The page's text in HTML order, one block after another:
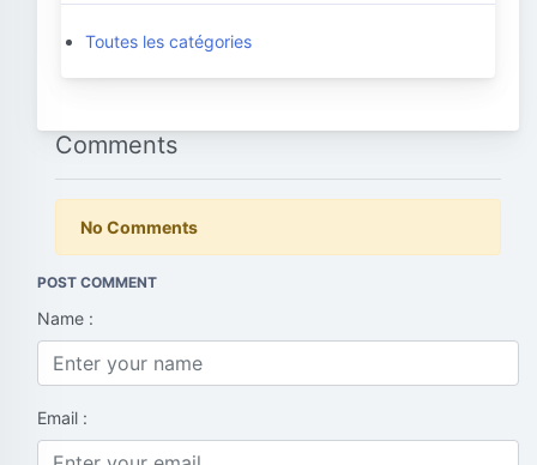
Toutes les catégories
Comments
No Comments
POST COMMENT
Name :
Email :